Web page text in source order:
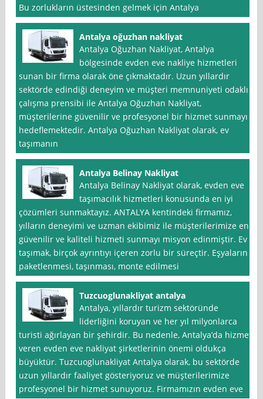
Bu zorlukların üstesinden gelmek için Antalya
Antalya oğuzhan nakliyat
Antalya Oğuzhan Nakliyat, Antalya
bölgesinde evden eve nakliye hizmetleri
sunan bir firma olarak öne çıkmaktadır. Uzun yıllardır
sektörde edindiği deneyim ve müşteri memnuniyeti odaklı
çalışma prensibi ile Antalya Oğuzhan Nakliyat,
müşterilerine güvenilir ve profesyonel bir hizmet sunmayı
hedeflemektedir. Antalya Oğuzhan Nakliyat olarak, ev
taşımanın
Antalya Belinay Nakliyat
Antalya Belinay Nakliyat olarak, evden eve
taşımacılık hizmetleri konusunda en iyi
çözümleri sunmaktayız. ANTALYA kentindeki firmamız,
yılların deneyimi ve uzman ekibimiz ile müşterilerimize en
güvenilir ve kaliteli hizmeti sunmayı misyon edinmiştir. Ev
taşımak, birçok ayrıntıyı içeren zorlu bir süreçtir. Eşyaların
paketlenmesi, taşınması, monte edilmesi
Tuzcuoglunakliyat antalya
Antalya, yıllardır turizm sektöründe
liderliğini koruyan ve her yıl milyonlarca
turisti ağırlayan bir şehirdir. Bu nedenle, Antalya’da hizmet
veren evden eve nakliyat şirketlerinin önemi oldukça
büyüktür. Tuzcuoglunakliyat Antalya olarak, bu sektörde
uzun yıllardır faaliyet gösteriyoruz ve müşterilerimize
profesyonel bir hizmet sunuyoruz. Firmamızın evden eve